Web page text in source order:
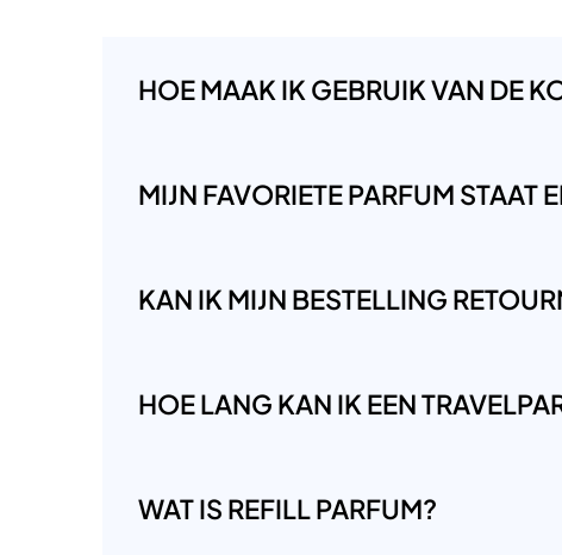
HOE MAAK IK GEBRUIK VAN DE
MIJN FAVORIETE PARFUM STAAT
KAN IK MIJN BESTELLING
HOE LANG KAN IK EEN
WAT IS REFILL PARFUM?